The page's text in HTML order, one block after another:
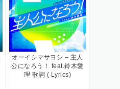
オーイシマサヨシ – 主人
公になろう！ feat.鈴木愛
理 歌詞 ( Lyrics)